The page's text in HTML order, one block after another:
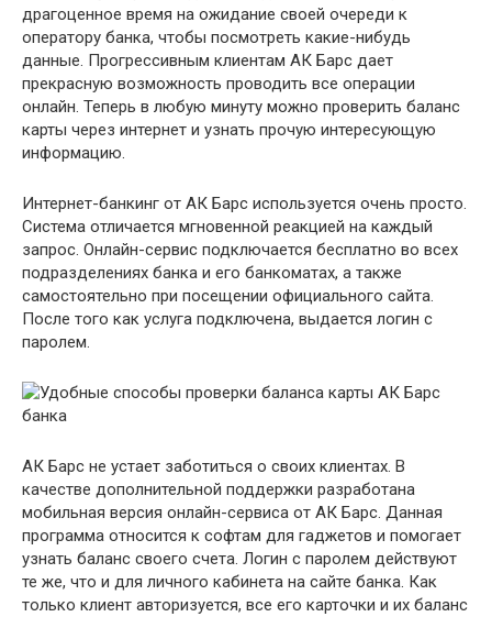
драгоценное время на ожидание своей очереди к
оператору банка, чтобы посмотреть какие-нибудь
данные. Прогрессивным клиентам АК Барс дает
прекрасную возможность проводить все операции
онлайн. Теперь в любую минуту можно проверить баланс
карты через интернет и узнать прочую интересующую
информацию.
Интернет-банкинг от АК Барс используется очень просто.
Система отличается мгновенной реакцией на каждый
запрос. Онлайн-сервис подключается бесплатно во всех
подразделениях банка и его банкоматах, а также
самостоятельно при посещении официального сайта.
После того как услуга подключена, выдается логин с
паролем.
АК Барс не устает заботиться о своих клиентах. В
качестве дополнительной поддержки разработана
мобильная версия онлайн-сервиса от АК Барс. Данная
программа относится к софтам для гаджетов и помогает
узнать баланс своего счета. Логин с паролем действуют
те же, что и для личного кабинета на сайте банка. Как
только клиент авторизуется, все его карточки и их баланс